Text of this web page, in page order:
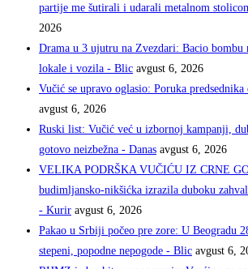
partije me šutirali i udarali metalnom
2026
Drama u 3 ujutru na Zvezdari: Bacio bombu
lokale i vozila - Blic avgust 6, 2026
Vučić se upravo oglasio: Poruka
avgust 6, 2026
Ruski list: Vučić već u izbornoj kampanji,
gotovo neizbežna - Danas avgust 6, 2026
VELIKA PODRŠKA VUČIĆU IZ CRNE
budimljansko-nikšićka izrazila duboku
- Kurir avgust 6, 2026
Pakao u Srbiji počeo pre zore: U Beogradu
stepeni, popodne nepogode - Blic avgust 6,